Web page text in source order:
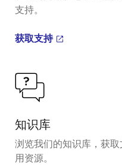
支持。
获取支持
知识库
浏览我们的知识库，获
用资源。